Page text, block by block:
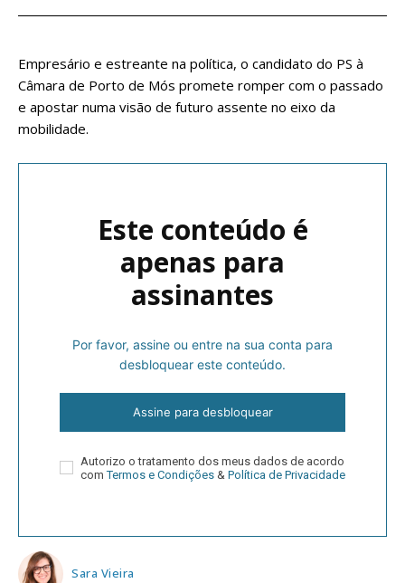
Empresário e estreante na política, o candidato do PS à
Câmara de Porto de Mós promete romper com o passado
e apostar numa visão de futuro assente no eixo da
mobilidade.
Este conteúdo é
apenas para
assinantes
Por favor, assine ou entre na sua conta para
desbloquear este conteúdo.
Assine para desbloquear
Autorizo o tratamento dos meus dados de acordo
comTermos e Condições & Política de Privacidade
Sara Vieira